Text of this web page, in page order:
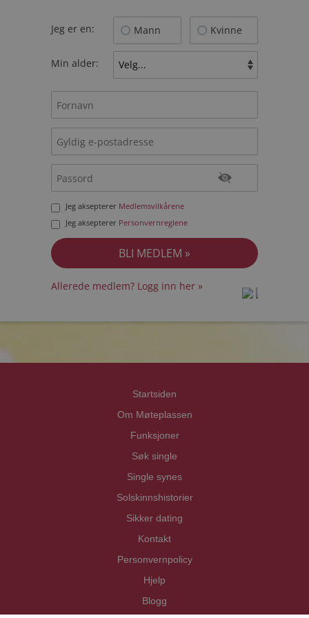
Jeg er en: Mann Kvinne
Min alder:
Jeg aksepterer Medlemsvilkårene
Jeg aksepterer Personvernreglene
Allerede medlem? Logg inn her »
Startsiden
Om Møteplassen
Funksjoner
Søk single
Single synes
Solskinnshistorier
Sikker dating
Kontakt
Personvernpolicy
Hjelp
Blogg